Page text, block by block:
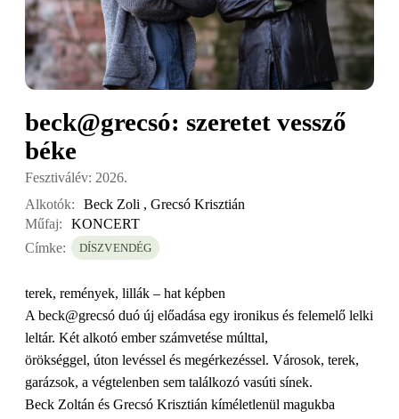
beck@grecsó: szeretet vessző
béke
Fesztiválév: 2026.
Alkotók:
Beck Zoli , Grecsó Krisztián
Műfaj:
KONCERT
Címke:
DÍSZVENDÉG
terek, remények, lillák – hat képben
A beck@grecsó duó új előadása egy ironikus és felemelő lelki
leltár. Két alkotó ember számvetése múlttal,
örökséggel, úton levéssel és megérkezéssel. Városok, terek,
garázsok, a végtelenben sem találkozó vasúti sínek.
Beck Zoltán és Grecsó Krisztián kíméletlenül magukba